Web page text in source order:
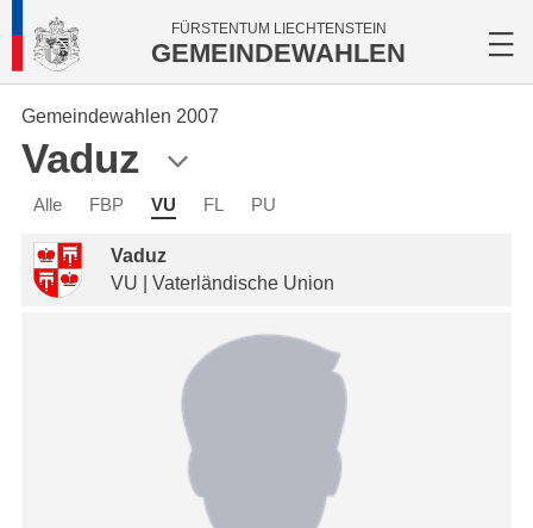
FÜRSTENTUM LIECHTENSTEIN
GEMEINDEWAHLEN
Gemeindewahlen 2007
Vaduz
Alle FBP VU FL PU
Vaduz
VU | Vaterländische Union